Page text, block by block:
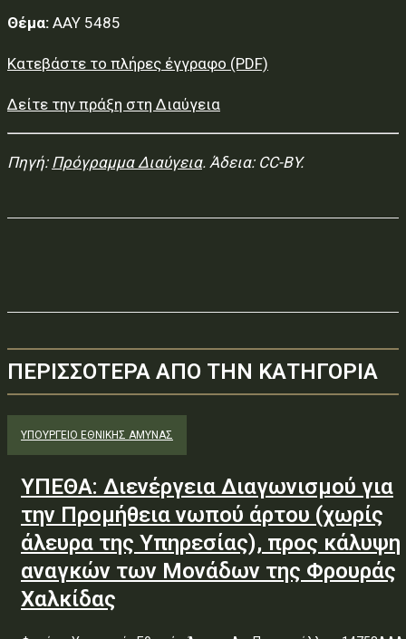
Θέμα: ΑΑΥ 5485
Κατεβάστε το πλήρες έγγραφο (PDF)
Δείτε την πράξη στη Διαύγεια
Πηγή: Πρόγραμμα Διαύγεια. Άδεια: CC-BY.
ΠΕΡΙΣΣΟΤΕΡΑ ΑΠΟ ΤΗΝ ΚΑΤΗΓΟΡΙΑ
ΥΠΟΥΡΓΕΊΟ ΕΘΝΙΚΉΣ ΆΜΥΝΑΣ
ΥΠΕΘΑ: Διενέργεια Διαγωνισμού για
την Προμήθεια νωπού άρτου (χωρίς
άλευρα της Υπηρεσίας), προς κάλυψη
αναγκών των Μονάδων της Φρουράς
Χαλκίδας